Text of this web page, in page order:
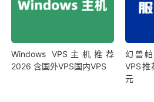
Windows VPS主机推荐
2026 含国外VPS国内VPS
幻兽
VPS
元